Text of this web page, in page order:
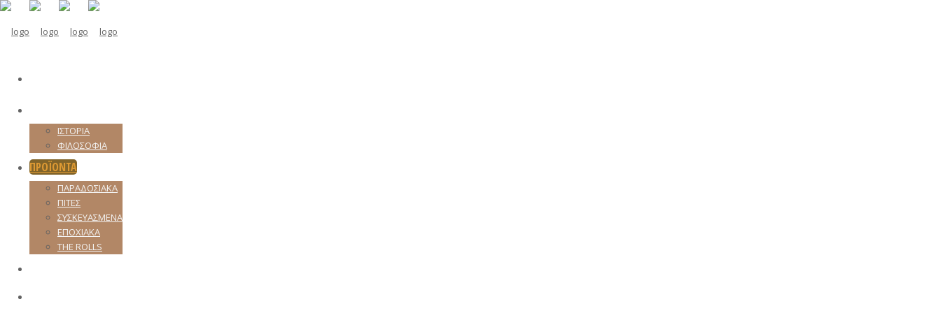
ΙΣΤΟΡΙΑ
ΦΙΛΟΣΟΦΙΑ
ΠΡΟΪΟΝΤΑ
ΠΑΡΑΔΟΣΙΑΚΑ
ΠΙΤΕΣ
ΣΥΣΚΕΥΑΣΜΕΝΑ
ΕΠΟΧΙΑΚΑ
THE ROLLS